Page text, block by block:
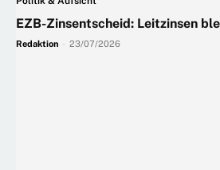
EZB-Zinsentscheid: Leitzinsen
Redaktion 23/07/2026